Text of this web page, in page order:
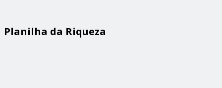
Planilha da Riqueza